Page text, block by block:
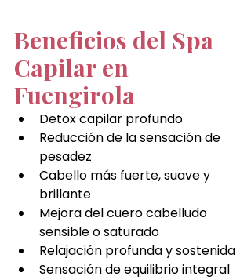
Beneficios del Spa
Capilar en
Fuengirola
Detox capilar profundo
Reducción de la sensación de
pesadez
Cabello más fuerte, suave y
brillante
Mejora del cuero cabelludo
sensible o saturado
Relajación profunda y sostenida
Sensación de equilibrio integral